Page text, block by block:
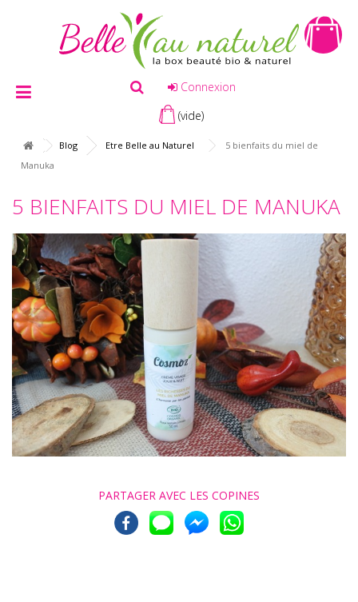
Connexion
(vide)
Blog Etre Belle au Naturel
5 bienfaits du miel de
Manuka
5 BIENFAITS DU MIEL DE MANUKA
PARTAGER AVEC LES COPINES